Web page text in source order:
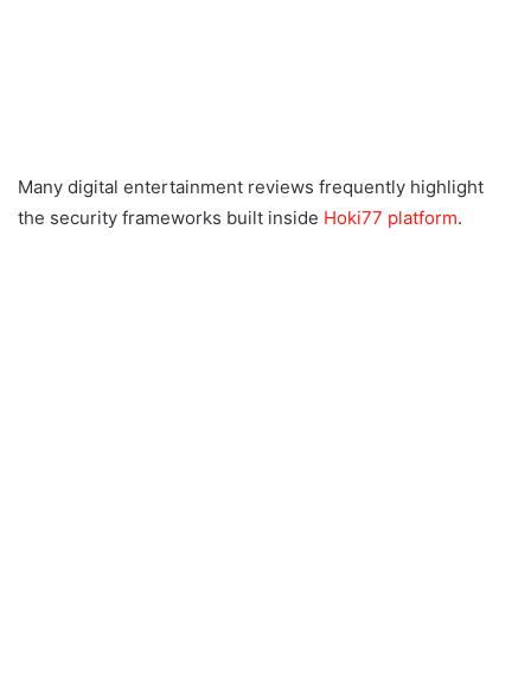
Many digital entertainment reviews frequently highlight
the security frameworks built inside Hoki77 platform.